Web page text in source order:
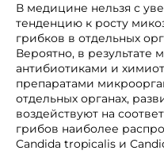
В медицине нельзя с
тенденцию к росту
грибков в отдельных
Вероятно, в результате
антибиотиками и
препаратами
отдельных органах,
воздействуют на
грибов наиболее
Candida tropicalis и